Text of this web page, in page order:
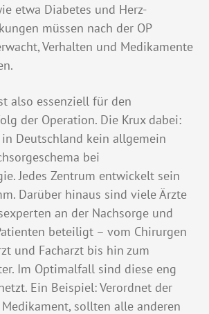
etwa Diabetes und Herz-
müssen nach der OP
Verhalten und Medikamente
also essenziell für den
der Operation. Die Krux dabei:
Deutschland kein allgemein
bei
Jedes Zentrum entwickelt sein
Darüber hinaus sind viele Ärzte
an der Nachsorge und
beteiligt – vom Chirurgen
und Facharzt bis hin zum
Im Optimalfall sind diese eng
Ein Beispiel: Verordnet der
sollten alle anderen